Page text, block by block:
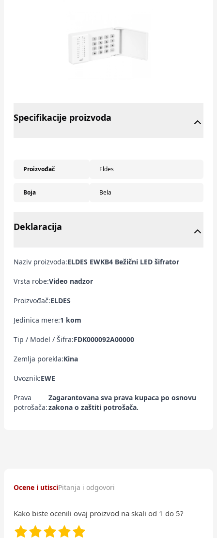
Specifikacije proizvoda
Proizvođač Eldes
Boja Bela
Deklaracija
Naziv proizvoda:ELDES EWKB4 Bežični LED šifrator
Vrsta robe:Video nadzor
Proizvođač:ELDES
Jedinica mere:1 kom
Tip / Model / Šifra:FDK000092A00000
Zemlja porekla:Kina
Uvoznik:EWE
Prava
potrošača:
Zagarantovana sva prava kupaca po osnovu
zakona o zaštiti potrošača.
Ocene i utisciPitanja i odgovori
Kako biste ocenili ovaj proizvod na skali od 1 do 5?